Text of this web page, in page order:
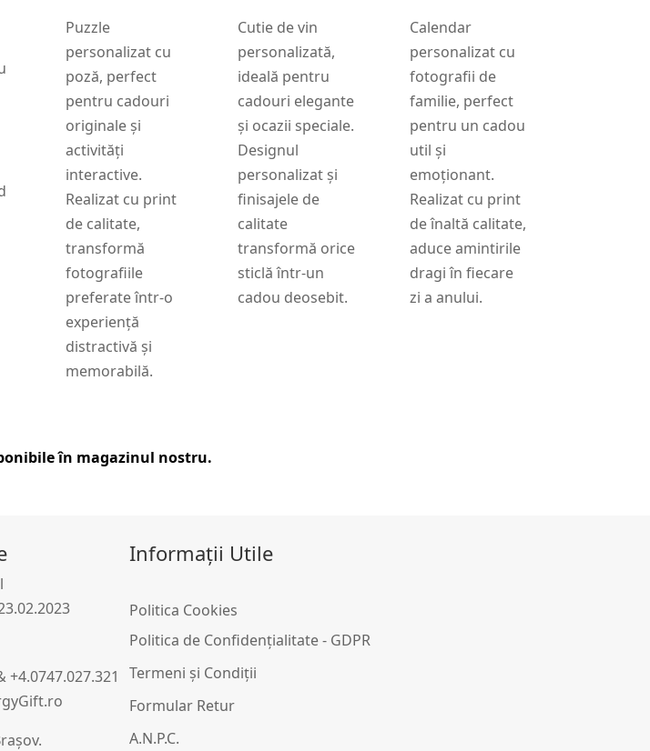
Puzzle
personalizat cu
poză, perfect
pentru cadouri
originale și
activități
interactive.
Realizat cu print
de calitate,
transformă
fotografiile
preferate într-o
experiență
distractivă și
memorabilă.
Cutie de vin
personalizată,
ideală pentru
cadouri elegante
și ocazii speciale.
Designul
personalizat și
finisajele de
calitate
transformă orice
sticlă într-un
cadou deosebit.
Calendar
personalizat cu
fotografii de
familie, perfect
pentru un cadou
util și
emoționant.
Realizat cu print
de înaltă calitate,
aduce amintirile
dragi în fiecare
zi a anului.
în magazinul nostru.
+4.0747.027.321
Informații Utile
Politica Cookies
Politica de Confidențialitate - GDPR
Termeni și Condiții
Formular Retur
A.N.P.C.